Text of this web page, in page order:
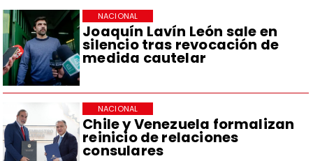
Joaquín Lavín León sale en
silencio tras revocación de
medida cautelar
NACIONAL
Chile y Venezuela formalizan
reinicio de relaciones
consulares
NACIONAL